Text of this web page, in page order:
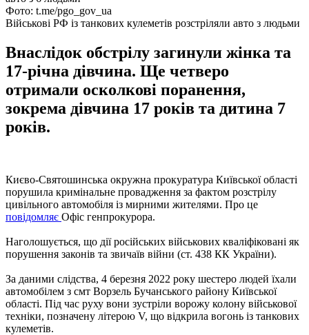
Фото: t.me/pgo_gov_ua
Військові РФ із танкових кулеметів розстріляли авто з людьми
Внаслідок обстрілу загинули жінка та
17-річна дівчина. Ще четверо
отримали осколкові поранення,
зокрема дівчина 17 років та дитина 7
років.
Києво-Святошинська окружна прокуратура Київської області
порушила кримінальне провадження за фактом розстрілу
цивільного автомобіля із мирними жителями. Про це
повідомляє Офіс генпрокурора.
Наголошується, що дії російських військових кваліфіковані як
порушення законів та звичаїв війни (ст. 438 КК України).
За даними слідства, 4 березня 2022 року шестеро людей їхали
автомобілем з смт Ворзель Бучанського району Київської
області. Під час руху вони зустріли ворожу колону військової
техніки, позначену літерою V, що відкрила вогонь із танкових
кулеметів.